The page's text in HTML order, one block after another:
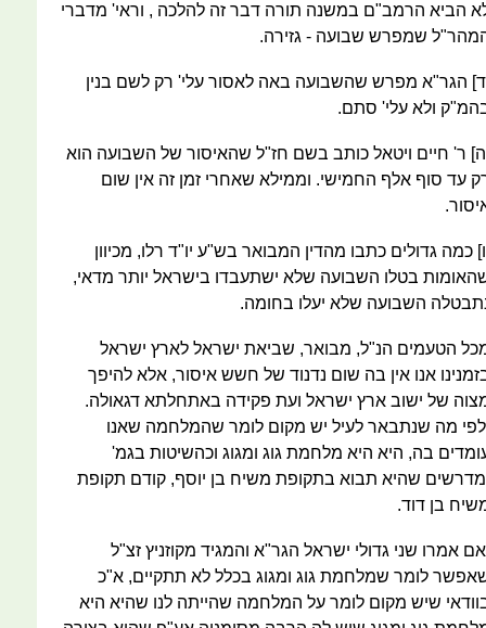
הביא הרמב"ם במשנה תורה דבר זה להלכה , וראי' מדברי
שמפרש שבועה - גזירה.
הגר"א מפרש שהשבועה באה לאסור עלי' רק לשם בנין
ולא עלי' סתם.
ר' חיים ויטאל כותב בשם חז"ל שהאיסור של השבועה הוא
עד סוף אלף החמישי. וממילא שאחרי זמן זה אין שום
כמה גדולים כתבו מהדין המבואר בש"ע יו"ד רלו, מכיוון
בטלו השבועה שלא ישתעבדו בישראל יותר מדאי,
השבועה שלא יעלו בחומה.
הטעמים הנ"ל, מבואר, שביאת ישראל לארץ ישראל
אנו אין בה שום נדנוד של חשש איסור, אלא להיפך
של ישוב ארץ ישראל ועת פקידה באתחלתא דגאולה.
מה שנתבאר לעיל יש מקום לומר שהמלחמה שאנו
בה, היא היא מלחמת גוג ומגוג וכהשיטות בגמ'
שהיא תבוא בתקופת משיח בן יוסף, קודם תקופת
בן דוד.
אמרו שני גדולי ישראל הגר"א והמגיד מקוזניץ זצ"ל
לומר שמלחמת גוג ומגוג בכלל לא תתקיים, א"כ
שיש מקום לומר על המלחמה שהייתה לנו שהיא היא